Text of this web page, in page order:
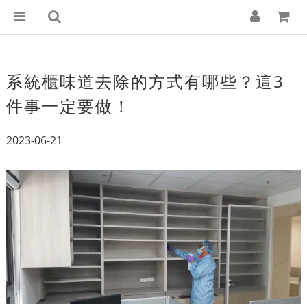
系統櫃味道去除的方式有哪些？這3
件事一定要做！
2023-06-21